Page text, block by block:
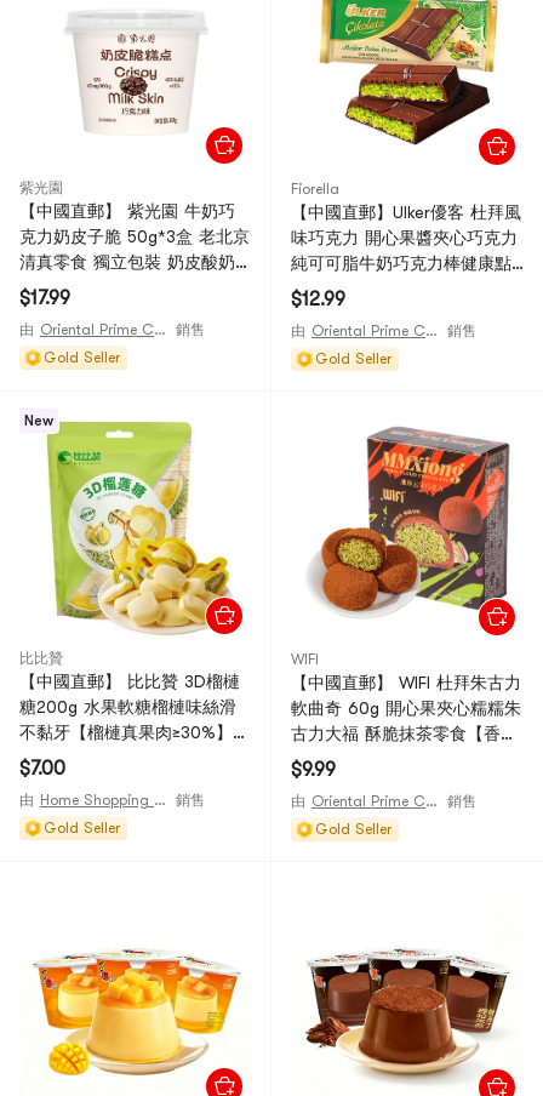
紫光園
【中國直郵】 紫光園 牛奶巧
克力奶皮子脆 50g*3盒 老北京
清真零食 獨立包裝 奶皮酸奶
塊【醇厚酥脆 奶味可可香】
【清真烤牛奶 高鈣高蛋白】
$17.99
由 Oriental Prime Choices
銷售
Gold Seller
Fiorella
【中國直郵】Ulker優客 杜拜風
味巧克力 開心果醬夾心巧克力
純可可脂牛奶巧克力棒健康點
心【濃鬱開心果醬搭配脆脆麵
包絲】【絲滑香甜】 93g
$12.99
由 Oriental Prime Choices
銷售
Gold Seller
New
比比贊
【中國直郵】 比比贊 3D榴槤
糖200g 水果軟糖榴槤味絲滑
不黏牙【榴槤真果肉≥30%】
【特濃榴槤味】
$7.00
由 Home Shopping Mall
銷售
Gold Seller
WIFI
【中國直郵】 WIFI 杜拜朱古力
軟曲奇 60g 開心果夾心糯糯朱
古力大福 酥脆抹茶零食【香糯
拉絲 醇香濃郁】【一口爆漿 絲
滑細膩】
$9.99
由 Oriental Prime Choices
銷售
Gold Seller